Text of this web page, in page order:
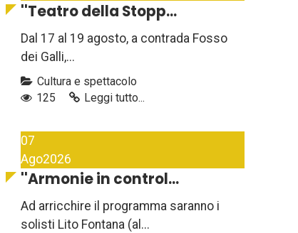
''Teatro della Stopp...
Dal 17 al 19 agosto, a contrada Fosso
dei Galli,...
Cultura e spettacolo
125
Leggi tutto...
07
Ago2026
''Armonie in control...
Ad arricchire il programma saranno i
solisti Lito Fontana (al...